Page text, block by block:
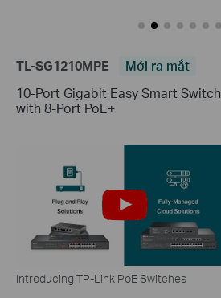
TL-SG1210MPE
Mới ra mắt
10-Port Gigabit Easy Smart Switch
with 8-Port PoE+
Introducing TP-Link PoE Switches